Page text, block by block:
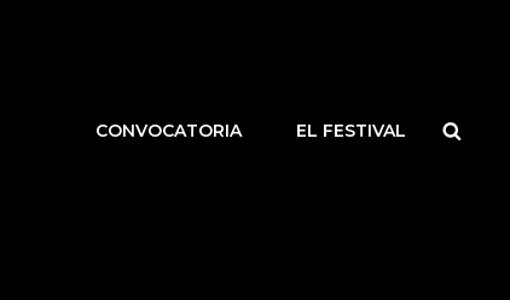
CONVOCATORIA EL FESTIVAL